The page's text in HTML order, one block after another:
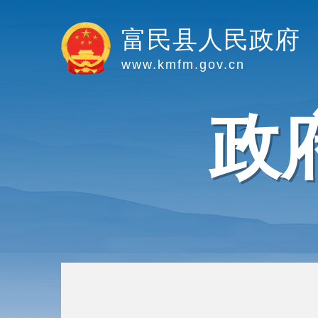
富民县人民政府
www.kmfm.gov.cn
政